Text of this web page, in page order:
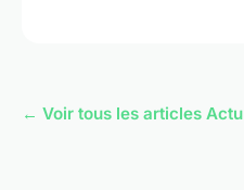
← Voir tous les articles Actu